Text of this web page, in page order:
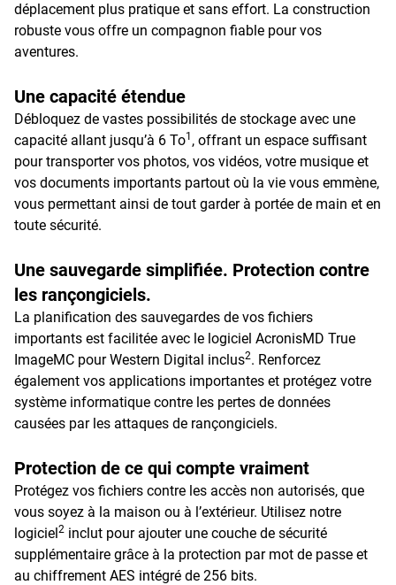
déplacement plus pratique et sans effort. La construction
robuste vous offre un compagnon fiable pour vos
aventures.
Une capacité étendue
Débloquez de vastes possibilités de stockage avec une
capacité allant jusqu’à 6 To1 , offrant un espace suffisant
pour transporter vos photos, vos vidéos, votre musique et
vos documents importants partout où la vie vous emmène,
vous permettant ainsi de tout garder à portée de main et en
toute sécurité.
Une sauvegarde simplifiée. Protection contre
les rançongiciels.
La planification des sauvegardes de vos fichiers
importants est facilitée avec le logiciel AcronisMD True
ImageMC pour Western Digital inclus2. Renforcez
également vos applications importantes et protégez votre
système informatique contre les pertes de données
causées par les attaques de rançongiciels.
Protection de ce qui compte vraiment
Protégez vos fichiers contre les accès non autorisés, que
vous soyez à la maison ou à l’extérieur. Utilisez notre
logiciel2 inclut pour ajouter une couche de sécurité
supplémentaire grâce à la protection par mot de passe et
au chiffrement AES intégré de 256 bits.